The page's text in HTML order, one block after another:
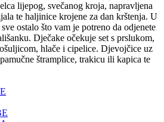
lijepog, svečanog kroja, napravljena
te haljinice krojene za dan krštenja. U
ostalo što vam je potreno da odjenete
Dječake očekuje set s prslukom,
hlače i cipelice. Djevojčice uz
štramplice, trakicu ili kapica te